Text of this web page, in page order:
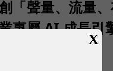
「聲量、流量
專屬 AI 成長引
X